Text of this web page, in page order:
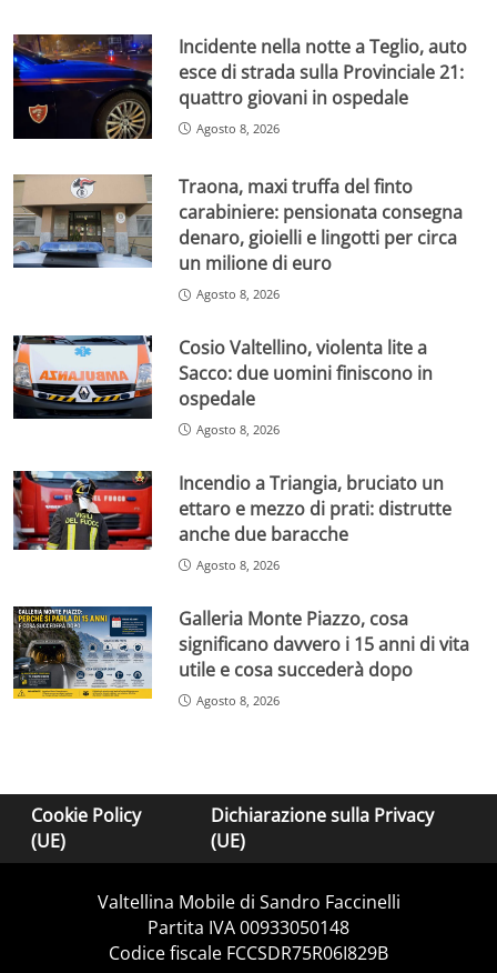
Incidente nella notte a Teglio, auto
esce di strada sulla Provinciale 21:
quattro giovani in ospedale
Agosto 8, 2026
Traona, maxi truffa del finto
carabiniere: pensionata consegna
denaro, gioielli e lingotti per circa
un milione di euro
Agosto 8, 2026
Cosio Valtellino, violenta lite a
Sacco: due uomini finiscono in
ospedale
Agosto 8, 2026
Incendio a Triangia, bruciato un
ettaro e mezzo di prati: distrutte
anche due baracche
Agosto 8, 2026
Galleria Monte Piazzo, cosa
significano davvero i 15 anni di vita
utile e cosa succederà dopo
Agosto 8, 2026
Cookie Policy
(UE)
Dichiarazione sulla Privacy
(UE)
Valtellina Mobile di Sandro Faccinelli
Partita IVA 00933050148
Codice fiscale FCCSDR75R06I829B